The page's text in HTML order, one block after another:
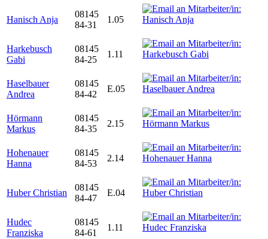
Hanisch Anja
08145
84-31
1.05
Harkebusch
Gabi
08145
84-25
1.11
Haselbauer
Andrea
08145
84-42
E.05
Hörmann
Markus
08145
84-35
2.15
Hohenauer
Hanna
08145
84-53
2.14
Huber Christian
08145
84-47
E.04
Hudec
Franziska
08145
84-61
1.11